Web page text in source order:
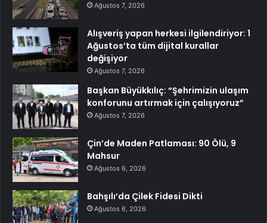
Ağustos 7, 2026
Alışveriş yapan herkesi ilgilendiriyor: 1
Ağustos’ta tüm dijital kurallar
değişiyor
Ağustos 7, 2026
Başkan Büyükkılıç: “Şehrimizin ulaşım
konforunu artırmak için çalışıyoruz”
Ağustos 7, 2026
Çin’de Maden Patlaması: 90 Ölü, 9
Mahsur
Ağustos 6, 2026
Bahşılı’da Çilek Fidesi Dikti
Ağustos 6, 2026